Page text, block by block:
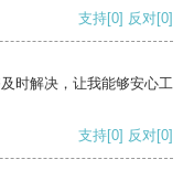
支持[0] 反对[0]
时解决，让我能够安心工
支持[0] 反对[0]